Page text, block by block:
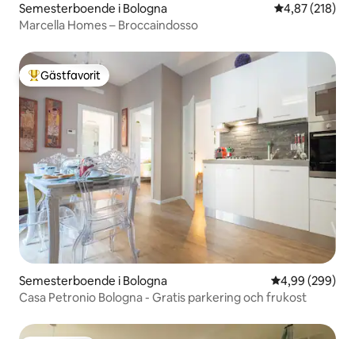
Semesterboende i Bologna 4,87 av 5 i
4,87 (218)
Marcella Homes – Broccaindosso
Populär gästfavorit
Gästfavorit
Semesterboende i Bologna 4,99 av 5 i
4,99 (299)
Casa Petronio Bologna - Gratis parkering och frukost